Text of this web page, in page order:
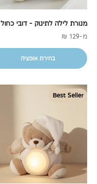
מנורת לילה לתינוק - דובי כחול
מחיר מבצע
מ-129 ₪
בחירת אופציה
Best Seller